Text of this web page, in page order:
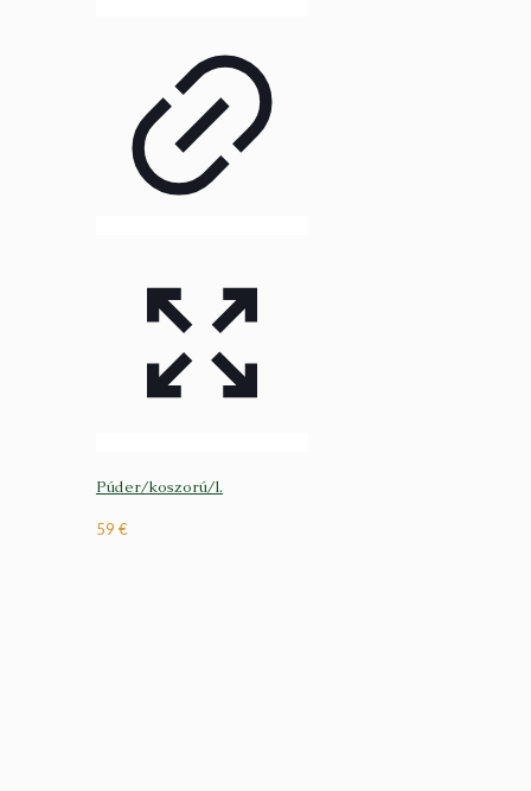
Púder/koszorú/l.
59 €